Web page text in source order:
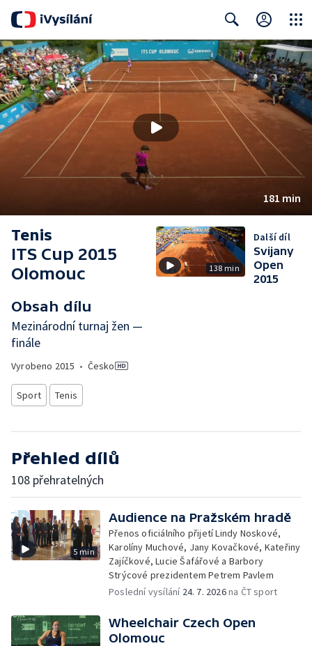
Search Close
181 min
Tenis
ITS Cup 2015
Olomouc
Obsah dílu
Mezinárodní turnaj žen —
finále
Vyrobeno 2015 • Česko
Sport Tenis
138 min
Další díl
Svijany
Open
2015
Přehled dílů
108 přehratelných
5 min
Audience na Pražském hradě
Přenos oficiálního přijetí Lindy Noskové,
Karolíny Muchové, Jany Kovačkové, Kateřiny
Zajíčkové, Lucie Šafářové a Barbory
Strýcové prezidentem Petrem Pavlem
Poslední vysílání 24. 7. 2026na ČT sport
Wheelchair Czech Open
Olomouc